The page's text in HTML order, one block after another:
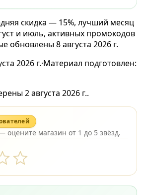
скидка — 15%, лучший месяц
и июль, активных промокодов
обновлены 8 августа 2026 г.
2026 г.·Материал подготовлен:
2 августа 2026 г..
оцените магазин от 1 до 5 звёзд.